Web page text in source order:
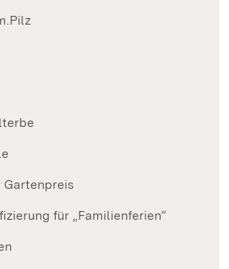
Gartenpreis
für „Familienferien“